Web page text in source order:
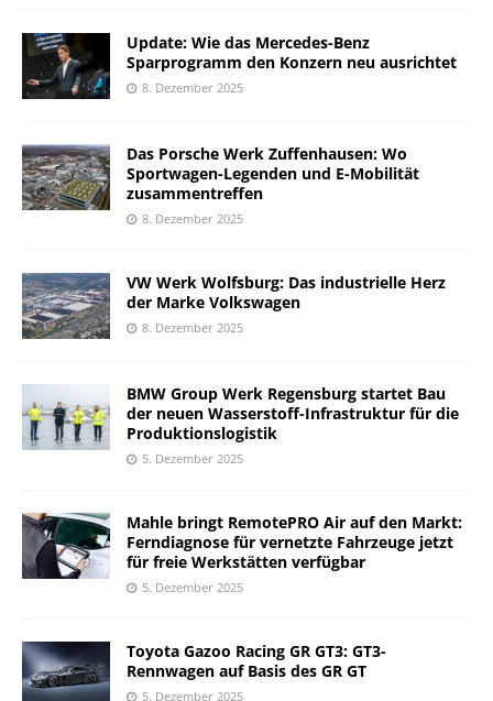
Update: Wie das Mercedes-Benz
Sparprogramm den Konzern neu ausrichtet
8. Dezember 2025
Das Porsche Werk Zuffenhausen: Wo
Sportwagen-Legenden und E-Mobilität
zusammentreffen
8. Dezember 2025
VW Werk Wolfsburg: Das industrielle Herz
der Marke Volkswagen
8. Dezember 2025
BMW Group Werk Regensburg startet Bau
der neuen Wasserstoff-Infrastruktur für die
Produktionslogistik
5. Dezember 2025
Mahle bringt RemotePRO Air auf den Markt:
Ferndiagnose für vernetzte Fahrzeuge jetzt
für freie Werkstätten verfügbar
5. Dezember 2025
Toyota Gazoo Racing GR GT3: GT3-
Rennwagen auf Basis des GR GT
5. Dezember 2025